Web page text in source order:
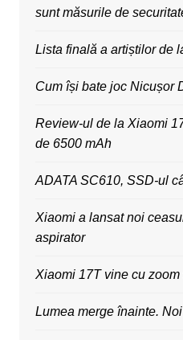
sunt măsurile de
Lista finală a artiștilor de
Cum își bate joc Nicușor
Review-ul de la Xiaomi
de 6500 mAh
ADATA SC610, SSD-ul
Xiaomi a lansat noi
aspirator
Xiaomi 17T vine cu
Lumea merge înainte.